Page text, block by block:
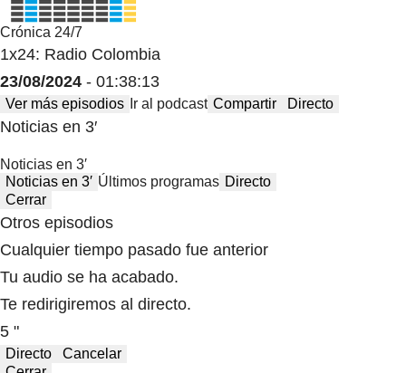
Crónica 24/7
1x24: Radio Colombia
23/08/2024 - 01:38:13
Ver más episodios Ir al podcast Compartir Directo
Noticias en 3′
Noticias en 3′
Noticias en 3′ Últimos programas Directo
Cerrar
Otros episodios
Cualquier tiempo pasado fue anterior
Tu audio se ha acabado.
Te redirigiremos al directo.
5 "
Directo
Cancelar